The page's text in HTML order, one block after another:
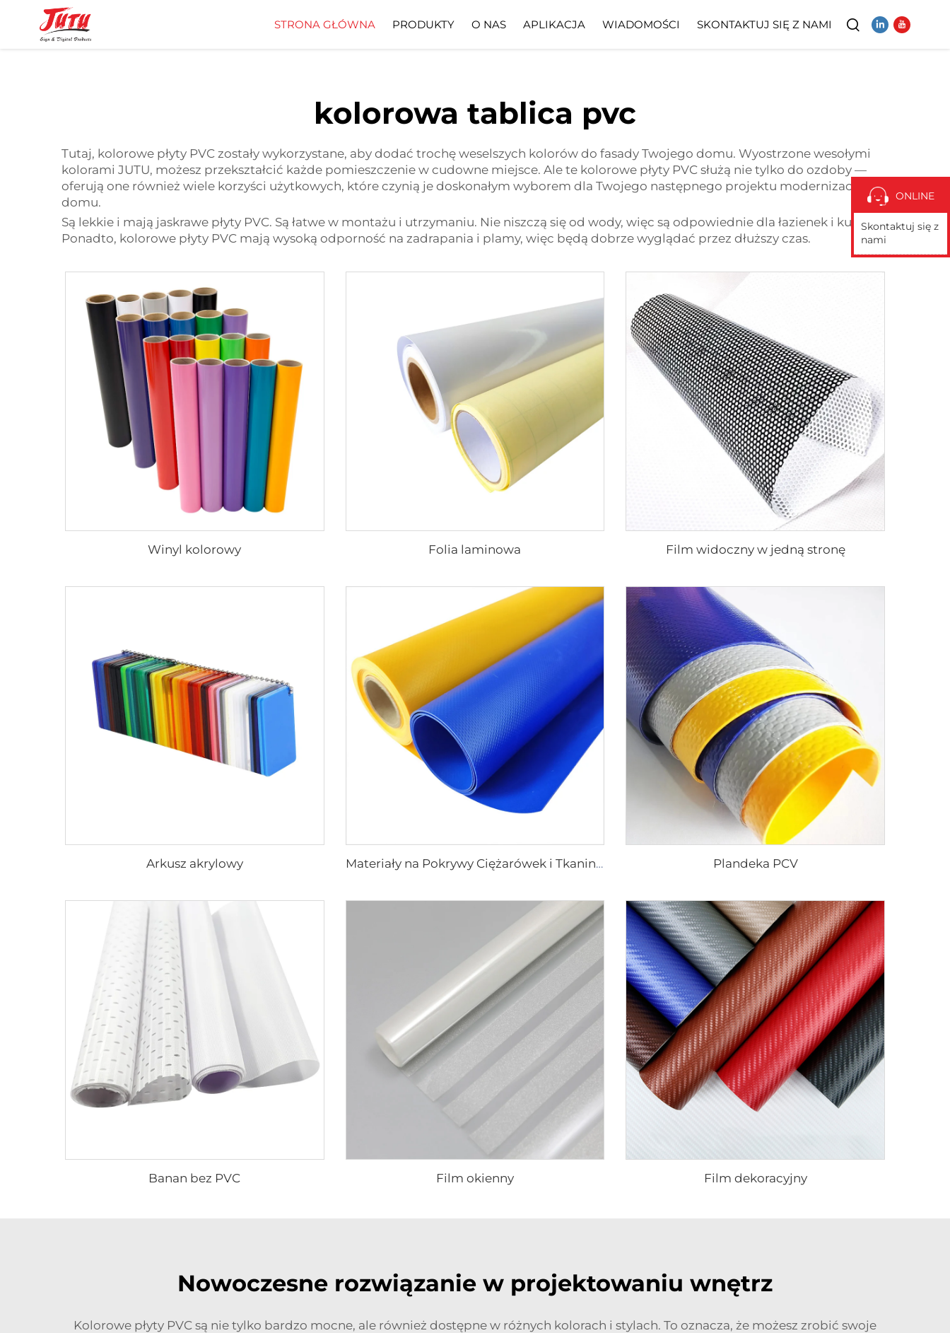
STRONA GŁÓWNA PRODUKTY O NAS APLIKACJA WIADOMOŚCI SKONTAKTUJ SIĘ Z NAMI
ONLINE
Skontaktuj się z
nami
kolorowa tablica pvc
Tutaj, kolorowe płyty PVC zostały wykorzystane, aby dodać trochę weselszych kolorów do fasady Twojego domu. Wyostrzone wesołymi
kolorami JUTU, możesz przekształcić każde pomieszczenie w cudowne miejsce. Ale te kolorowe płyty PVC służą nie tylko do ozdoby —
oferują one również wiele korzyści użytkowych, które czynią je doskonałym wyborem dla Twojego następnego projektu modernizacji
domu.
Są lekkie i mają jaskrawe płyty PVC. Są łatwe w montażu i utrzymaniu. Nie niszczą się od wody, więc są odpowiednie dla łazienek i kuchni.
Ponadto, kolorowe płyty PVC mają wysoką odporność na zadrapania i plamy, więc będą dobrze wyglądać przez dłuższy czas.
Winyl kolorowy Folia laminowa Film widoczny w jedną stronę
Arkusz akrylowy Materiały na Pokrywy Ciężarówek i Tkaniny Nadmuchiwane Plandeka PCV
Banan bez PVC Film okienny Film dekoracyjny
Nowoczesne rozwiązanie w projektowaniu wnętrz
Kolorowe płyty PVC są nie tylko bardzo mocne, ale również dostępne w różnych kolorach i stylach. To oznacza, że możesz zrobić swoje